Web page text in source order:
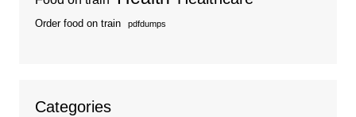
Order food on train pdfdumps
Categories